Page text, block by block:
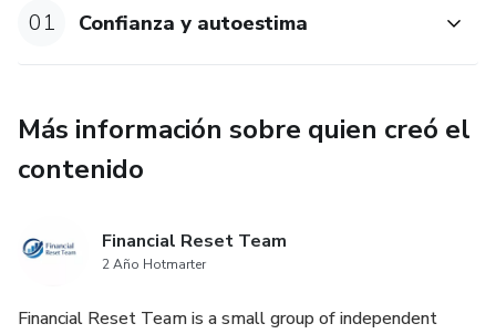
01 Confianza y autoestima
Más información sobre quien creó el
contenido
Financial Reset Team
2 Año Hotmarter
Financial Reset Team is a small group of independent